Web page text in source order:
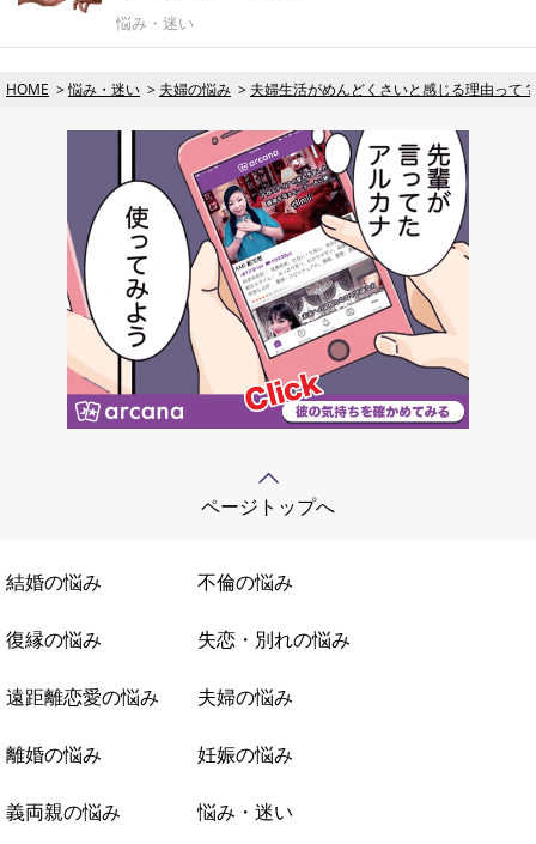
悩み・迷い
HOME 悩み・迷い 夫婦の悩み 夫婦生活がめんどくさいと感じる理由って
ページトップへ
結婚の悩み 不倫の悩み
復縁の悩み 失恋・別れの悩み
遠距離恋愛の悩み 夫婦の悩み
離婚の悩み 妊娠の悩み
義両親の悩み 悩み・迷い